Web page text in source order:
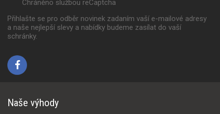
Chráněno službou reCaptcha
Přihlašte se pro odběr novinek zadaním vaší e-mailové adresy
a naše nejlepší slevy a nabídky budeme zasílat do vaší
schránky.
Naše výhody